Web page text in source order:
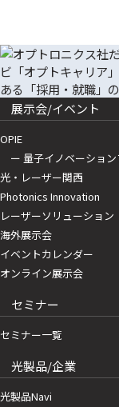
展示会/イベント
OPIE
ー 量子イノベーション
光・レーザー関西
Photonics Innovation
レーザーソリューション
海外展示会
イベントカレンダー
オンライン展示会
セミナー
セミナー一覧
光製品/企業
光製品Navi